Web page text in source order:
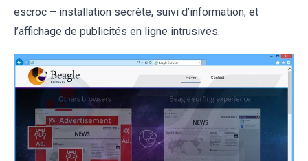
escroc – installation secrète, suivi d’information, et
l’affichage de publicités en ligne intrusives.